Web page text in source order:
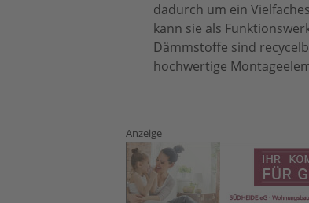
dadurch um ein
kann sie als
Dämmstoffe sind
hochwertige
Anzeige